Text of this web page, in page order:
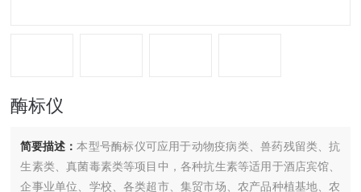
酶标仪
简要描述：本型号酶标仪可应用于动物疫病类、兽药残留类、抗
生素类、真菌毒素类等项目中，各种抗生素等适用于酒店宾馆、
企事业单位、学校、各类超市、集贸市场、农产品种植基地、农